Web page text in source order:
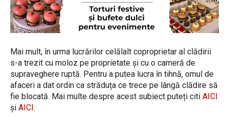
Mai mult, în urma lucrărilor celălalt coproprietar al clădirii
s-a trezit cu moloz pe proprietate și cu o cameră de
supraveghere ruptă. Pentru a putea lucra în tihnă, omul de
afaceri a dat ordin ca străduța ce trece pe lângă clădire să
fie blocată. Mai multe despre acest subiect puteți citi AICI
și AICI.